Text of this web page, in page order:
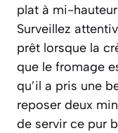
plat à mi-
Surveillez
prêt lorsque la
que le fromage
qu’il a pris une
reposer deux
de servir ce pur